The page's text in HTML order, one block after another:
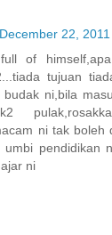
December 22,
of
tujuan
budak ni,bila
ni tak boleh
umbi pendidikan
ni